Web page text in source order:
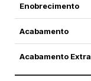
Enobrecimento
Acabamento
Acabamento Extra